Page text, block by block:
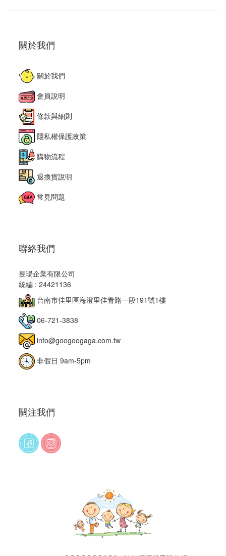
關於我們
關於我們
會員說明
條款與細則
隱私權保護政策
購物流程
退換貨說明
常見問題
聯絡我們
昱瑒企業有限公司
統編 : 24421136
台南市佳里區海澄里佳青路一段191號1樓
06-721-3838
info@googoogaga.com.tw
非假日 9am-5pm
關注我們